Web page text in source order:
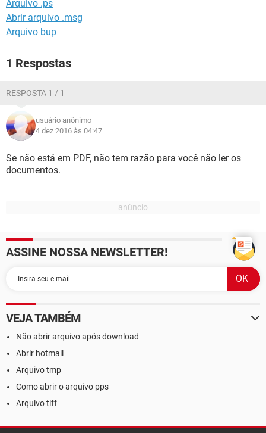
Arquivo .ps
Abrir arquivo .msg
Arquivo bup
1 Respostas
RESPOSTA 1 / 1
usuário anônimo
4 dez 2016 às 04:47
Se não está em PDF, não tem razão para você não ler os
documentos.
ASSINE NOSSA NEWSLETTER!
VEJA TAMBÉM
Não abrir arquivo após download
Abrir hotmail
Arquivo tmp
Como abrir o arquivo pps
Arquivo tiff